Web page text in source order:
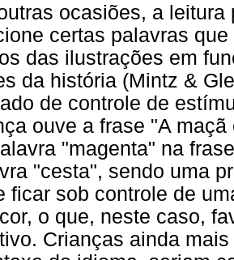
ocasiões, a
certas palavras
das ilustrações em
da história (Mintz &
de controle de
ouve a frase "A
"magenta" na
"cesta", sendo uma
ficar sob controle de
o que, neste caso,
Crianças ainda